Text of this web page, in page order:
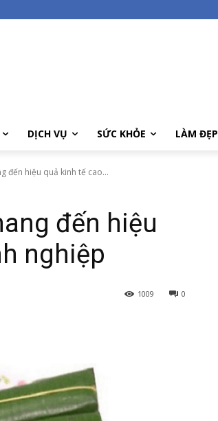
DỊCH VỤ SỨC KHỎE LÀM ĐẸP
đến hiệu quả kinh tế cao...
đến hiệu
nghiệp
0
1009